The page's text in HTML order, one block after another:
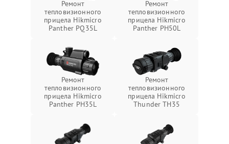
Ремонт
тепловизионного
прицела Hikmicro
Panther PQ35L
Ремонт
тепловизионного
прицела Hikmicro
Panther PH50L
Ремонт
тепловизионного
прицела Hikmicro
Panther PH35L
Ремонт
тепловизионного
прицела Hikmicro
Thunder TH35